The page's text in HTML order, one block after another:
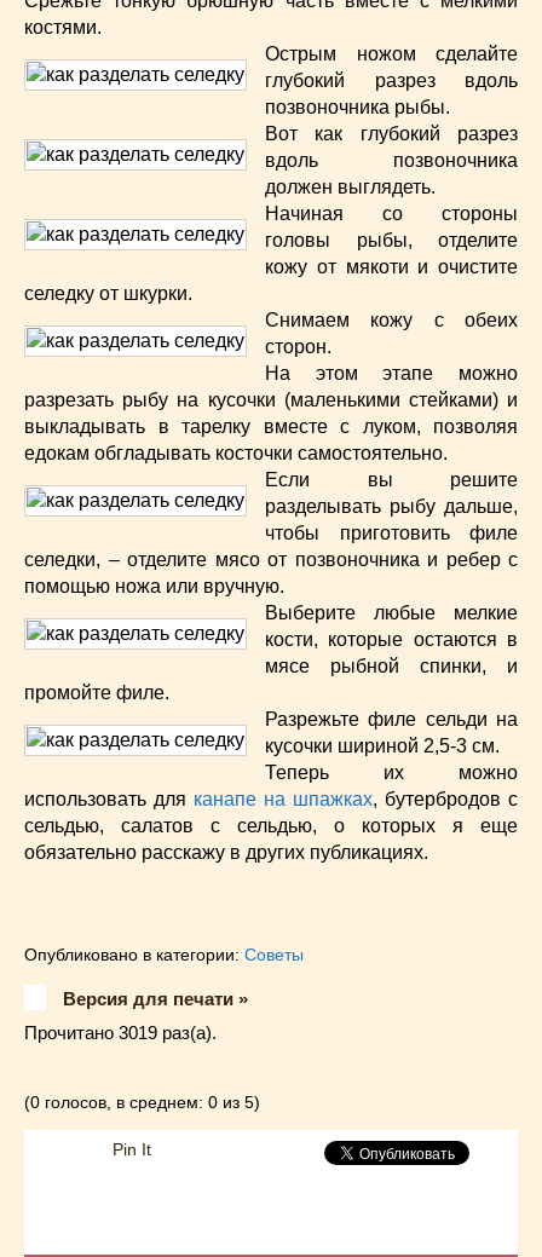
костями.
Острым ножом сделайте
глубокий разрез вдоль
позвоночника рыбы.
Вот как глубокий разрез
вдоль позвоночника
должен выглядеть.
Начиная со стороны
головы рыбы, отделите
кожу от мякоти и очистите
селедку от шкурки.
Снимаем кожу с обеих
сторон.
На этом этапе можно
разрезать рыбу на кусочки (маленькими стейками) и
выкладывать в тарелку вместе с луком, позволяя
едокам обгладывать косточки самостоятельно.
Если вы решите
разделывать рыбу дальше,
чтобы приготовить филе
селедки, – отделите мясо от позвоночника и ребер с
помощью ножа или вручную.
Выберите любые мелкие
кости, которые остаются в
мясе рыбной спинки, и
промойте филе.
Разрежьте филе сельди на
кусочки шириной 2,5-3 см.
Теперь их можно
использовать для канапе на шпажках, бутербродов с
сельдью, салатов с сельдью, о которых я еще
обязательно расскажу в других публикациях.
Опубликовано в категории: Советы
Версия для печати »
Прочитано 3019 раз(a).
(0 голосов, в среднем: 0 из 5)
Pin It